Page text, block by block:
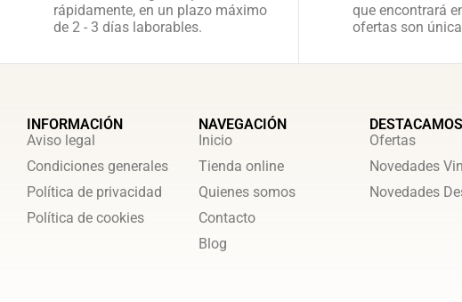
rápidamente, en un plazo máximo
de 2 - 3 días laborables.
que encontrará
ofertas son
INFORMACIÓN
Aviso legal
Condiciones generales
Política de privacidad
Política de cookies
NAVEGACIÓN
Inicio
Tienda online
Quienes somos
Contacto
Blog
DESTACAMOS
Ofertas
Novedades
Novedades